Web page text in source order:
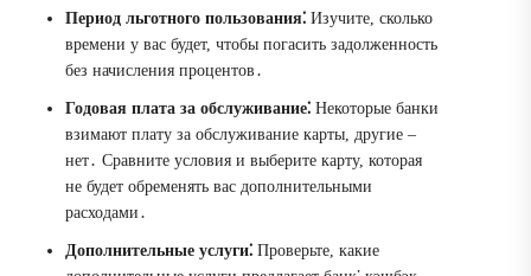
Период льготного пользования⁚ Изучите, сколько
времени у вас будет, чтобы погасить задолженность
без начисления процентов․
Годовая плата за обслуживание⁚ Некоторые банки
взимают плату за обслуживание карты, другие –
нет․ Сравните условия и выберите карту, которая
не будет обременять вас дополнительными
расходами․
Дополнительные услуги⁚ Проверьте, какие